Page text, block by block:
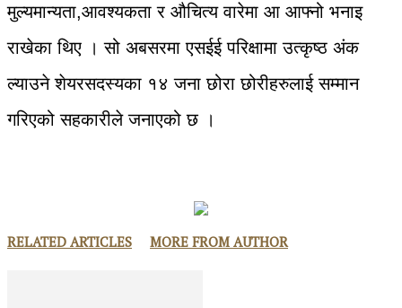
मुल्यमान्यता,आवश्यकता र औचित्य वारेमा आ आफ्नो भनाइ
राखेका थिए । सो अबसरमा एसईई परिक्षामा उत्कृष्ठ अंक
ल्याउने शेयरसदस्यका १४ जना छोरा छोरीहरुलाई सम्मान
गरिएको सहकारीले जनाएको छ ।
RELATED ARTICLES MORE FROM AUTHOR